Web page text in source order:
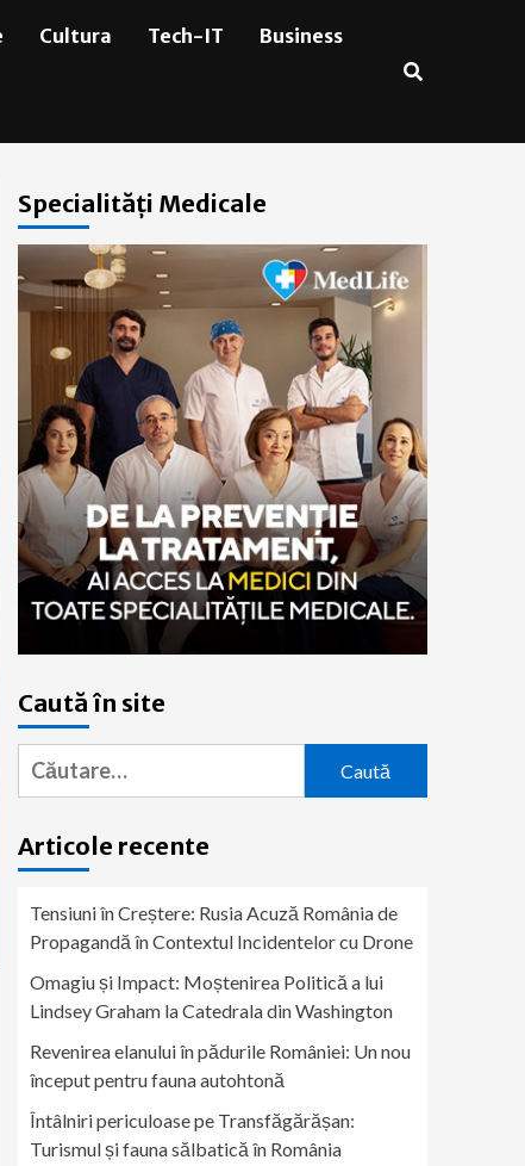
Cultura Tech-IT Business
Specialități Medicale
Caută în site
Caută
după:
Articole recente
Tensiuni în Creștere: Rusia Acuză România de
Propagandă în Contextul Incidentelor cu Drone
Omagiu și Impact: Moștenirea Politică a lui
Lindsey Graham la Catedrala din Washington
Revenirea elanului în pădurile României: Un nou
început pentru fauna autohtonă
Întâlniri periculoase pe Transfăgărășan:
Turismul și fauna sălbatică în România